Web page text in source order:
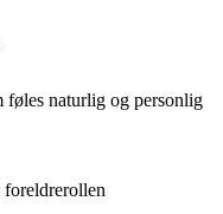
naturlig og personlig